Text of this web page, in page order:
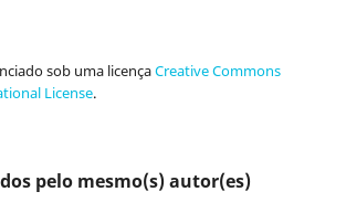
sob uma licençaCreative Commons
License.
pelo mesmo(s) autor(es)